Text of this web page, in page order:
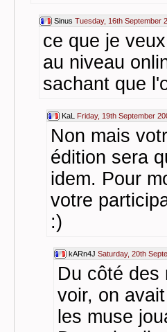
Sinus Tuesday, 16th September
ce que je
au niveau
sachant que
KaL Friday, 19th September
Non mais
édition sera
idem. Pour
votre
:)
kARn4J Saturday, 20th
Du côté des
voir, on
les muse